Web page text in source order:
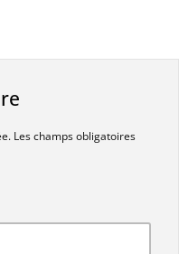
Les champs obligatoires